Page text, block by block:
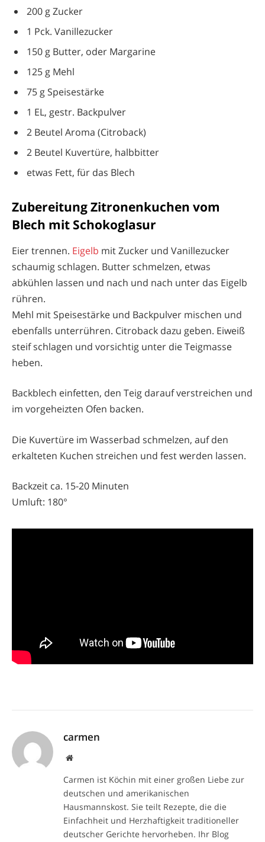
200 g Zucker
1 Pck. Vanillezucker
150 g Butter, oder Margarine
125 g Mehl
75 g Speisestärke
1 EL, gestr. Backpulver
2 Beutel Aroma (Citroback)
2 Beutel Kuvertüre, halbbitter
etwas Fett, für das Blech
Zubereitung Zitronenkuchen vom
Blech mit Schokoglasur
Eier trennen. Eigelb mit Zucker und Vanillezucker
schaumig schlagen. Butter schmelzen, etwas
abkühlen lassen und nach und nach unter das Eigelb
rühren.
Mehl mit Speisestärke und Backpulver mischen und
ebenfalls unterrühren. Citroback dazu geben. Eiweiß
steif schlagen und vorsichtig unter die Teigmasse
heben.
Backblech einfetten, den Teig darauf verstreichen und
im vorgeheizten Ofen backen.
Die Kuvertüre im Wasserbad schmelzen, auf den
erkalteten Kuchen streichen und fest werden lassen.
Backzeit ca. 15-20 Minuten
Umluft: 180°
carmen
Website
Carmen ist Köchin mit einer großen Liebe zur
deutschen und amerikanischen
Hausmannskost. Sie teilt Rezepte, die die
Einfachheit und Herzhaftigkeit traditioneller
deutscher Gerichte hervorheben. Ihr Blog